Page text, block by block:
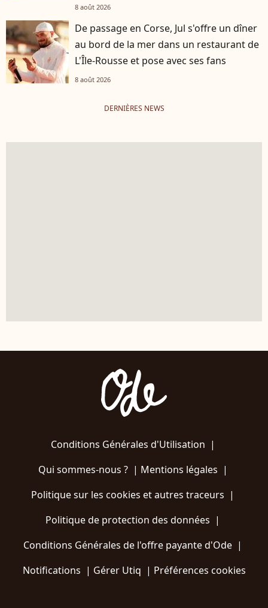
8 août 2026
De passage en Corse, Jul s'offre un dîner
au bord de la mer dans un restaurant de
L'Île-Rousse et pose avec ses fans
8 août 2026
DERNIÈRES NEWS
Conditions Générales d'Utilisation |
Qui sommes-nous ?| Mentions légales |
Politique sur les cookies et autres traceurs |
Politique de protection des données |
Conditions Générales de l'offre payante d'Ode |
Notifications | Gérer Utiq | Préférences cookies